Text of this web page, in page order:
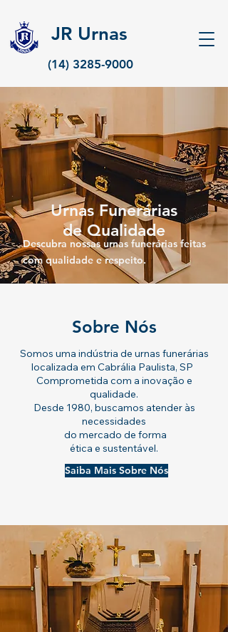
JR Urnas
(14) 3285-9000
Urnas Funerárias
de Qualidade
Descubra nossas urnas funerárias feitas
com qualidade e respeito.
Sobre Nós
Somos uma indústria de urnas funerárias
localizada em Cabrália Paulista, SP
Comprometida com a inovação e
qualidade.
Desde 1980, buscamos atender às
necessidades
do mercado de forma
ética e sustentável.
Saiba Mais Sobre Nós